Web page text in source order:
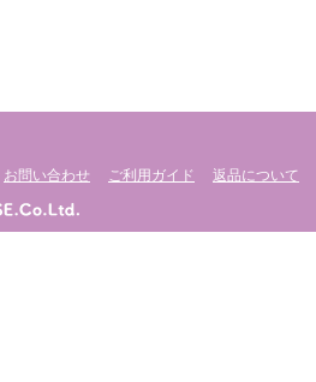
お問い合わせ ご利用ガイド 返品について